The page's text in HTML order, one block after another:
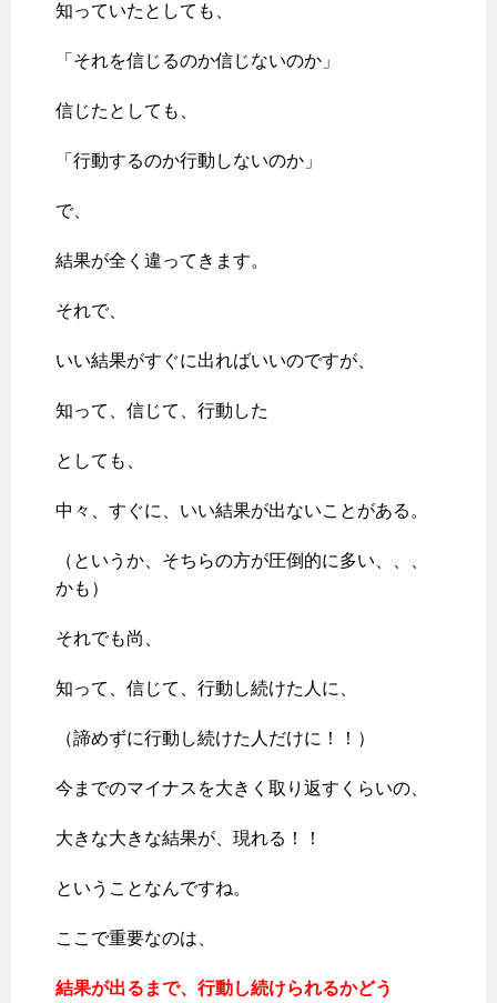
知っていたとしても、
「それを信じるのか信じないのか」
信じたとしても、
「行動するのか行動しないのか」
で、
結果が全く違ってきます。
それで、
いい結果がすぐに出ればいいのですが、
知って、信じて、行動した
としても、
中々、すぐに、いい結果が出ないことがある。
（というか、そちらの方が圧倒的に多い、、、
かも）
それでも尚、
知って、信じて、行動し続けた人に、
（諦めずに行動し続けた人だけに！！）
今までのマイナスを大きく取り返すくらいの、
大きな大きな結果が、現れる！！
ということなんですね。
ここで重要なのは、
結果が出るまで、行動し続けられるかどう